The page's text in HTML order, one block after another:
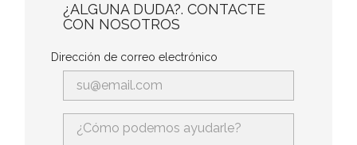
¿ALGUNA DUDA?. CONTACTE
CON NOSOTROS
Dirección de correo electrónico